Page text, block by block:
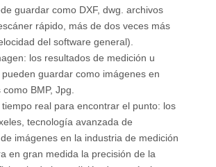
guardar como DXF, dwg. archivos
rápido, más de dos veces más
del software general).
los resultados de medición u
guardar como imágenes en
BMP, Jpg.
real para encontrar el punto: los
tecnología avanzada de
imágenes en la industria de medición
en gran medida la precisión de la